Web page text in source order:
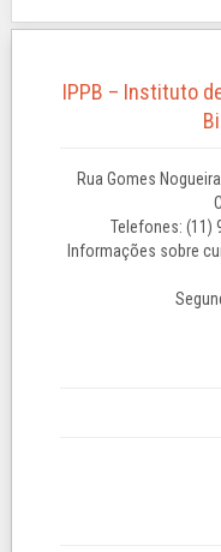
IPPB – Instituto
Rua Gomes
Telefones: (11)
Informações sobre